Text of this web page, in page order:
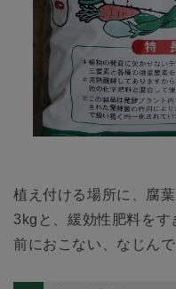
植え付ける場所に、腐
3kgと、緩効性肥料をす
前におこない、なじん